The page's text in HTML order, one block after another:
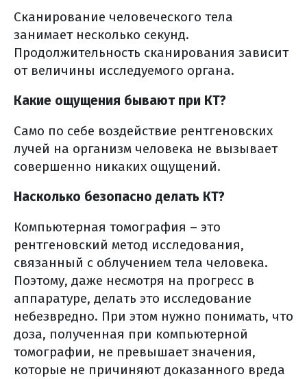
Сканирование человеческого тела
занимает несколько секунд.
Продолжительность сканирования зависит
от величины исследуемого органа.
Какие ощущения бывают при КТ?
Само по себе воздействие рентгеновских
лучей на организм человека не вызывает
совершенно никаких ощущений.
Насколько безопасно делать КТ?
Компьютерная томография – это
рентгеновский метод исследования,
связанный с облучением тела человека.
Поэтому, даже несмотря на прогресс в
аппаратуре, делать это исследование
небезвредно. При этом нужно понимать, что
доза, полученная при компьютерной
томографии, не превышает значения,
которые не причиняют доказанного вреда